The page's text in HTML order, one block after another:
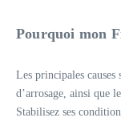
Pourquoi mon
Les principales
d’arrosage, ainsi que
Stabilisez ses